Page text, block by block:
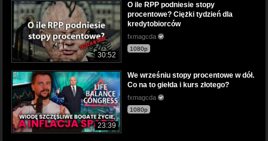
30:52
O ile RPP podniesie stopy
procentowe? Ciężki tydzień dla
kredytobiorców
fxmagcda
1080p
23:39
We wrześniu stopy procentowe w dół.
Co na to giełda i kurs złotego?
fxmagcda
1080p